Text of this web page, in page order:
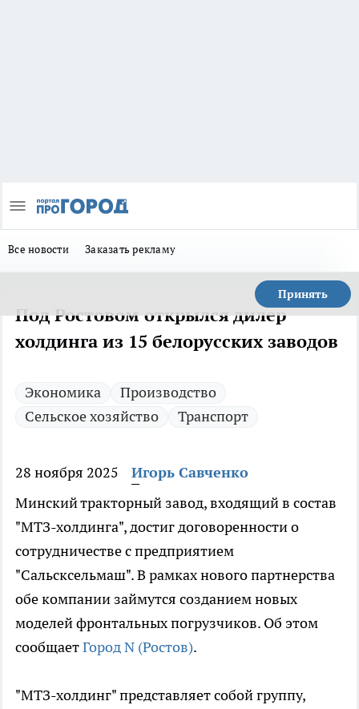
Все новости Заказать рекламу
Принять
Под Ростовом открылся дилер
холдинга из 15 белорусских заводов
Экономика
Производство
Сельское хозяйство
Транспорт
28 ноября 2025
Игорь Савченко
Минский тракторный завод, входящий в состав
"МТЗ-холдинга", достиг договоренности о
сотрудничестве с предприятием
"Сальсксельмаш". В рамках нового партнерства
обе компании займутся созданием новых
моделей фронтальных погрузчиков. Об этом
сообщаетГород N (Ростов).
"МТЗ-холдинг" представляет собой группу,